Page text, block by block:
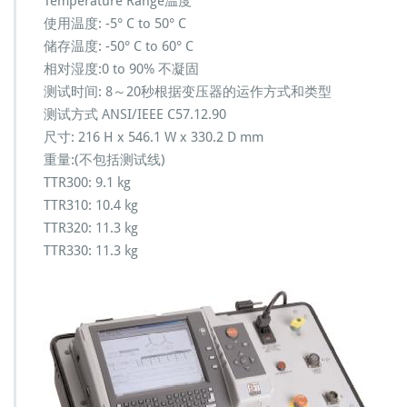
使用温度: -5° C to 50° C
储存温度: -50° C to 60° C
相对湿度:0 to 90% 不凝固
测试时间: 8～20秒根据变压器的运作方式和类型
测试方式 ANSI/IEEE C57.12.90
尺寸: 216 H x 546.1 W x 330.2 D mm
重量:(不包括测试线)
TTR300: 9.1 kg
TTR310: 10.4 kg
TTR320: 11.3 kg
TTR330: 11.3 kg